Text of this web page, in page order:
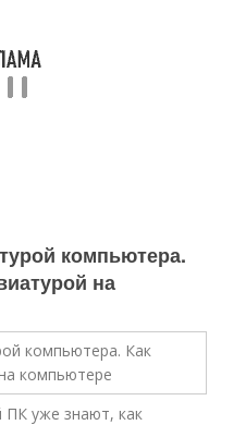
компьютера.
на
ПК уже знают, как